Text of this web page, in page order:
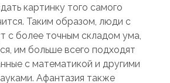
картинку того самого
Таким образом, люди с
с более точным складом ума,
им больше всего подходят
с математикой и другими
Афантазия также